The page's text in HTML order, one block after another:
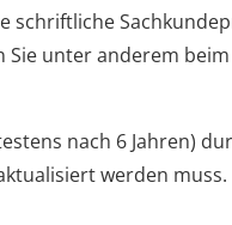
schriftliche
Sie unter anderem beim
nach 6 Jahren)
werden muss.